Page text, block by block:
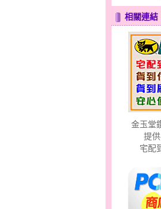
夢想幸
相關連結
金玉堂
提
宅配